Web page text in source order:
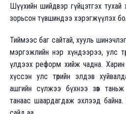
Шүүхийн шийдвэр гүйцэтгэх тухай
зорьсон түвшиндээ хэрэгжүүлэх
Тиймээс баг сайтай, хууль
мэргэжлийн нэр хүндээрээ, улс
үлдээх реформ хийж чадна. Харин
хүссэн улс төрийн элдэв
ашгийн сүлжээ бүхнээ зөв таньж
танаас шаардагдаж эхлээд